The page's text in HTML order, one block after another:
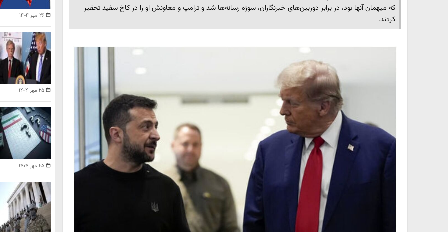
که میهمان آنها بود، در برابر دوربین‌های خبرنگاران، سوژه رسانه‌ها شد و ترامپ و معاونش او را در کاخ سفید تحقیر
کردند.
۲۶ مهر ۱۴۰۴
۲۵ مهر ۱۴۰۴
۲۵ مهر ۱۴۰۴